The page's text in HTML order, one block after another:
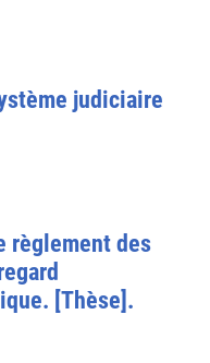
judiciaire
règlement des
[Thèse].